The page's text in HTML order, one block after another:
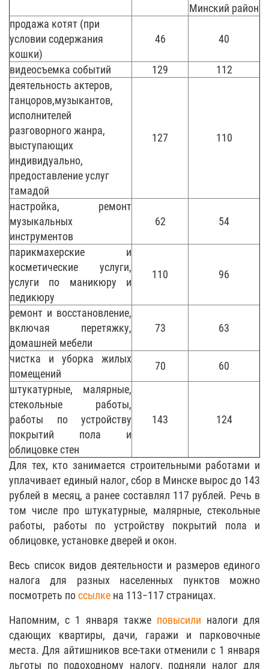
Минский район
продажа котят (при
условии содержания
кошки)
46 40
видеосъемка событий 129
112
деятельность актеров,
танцоров,музыкантов,
исполнителей
разговорного жанра,
выступающих
индивидуально,
предоставление услуг
тамадой
127 110
настройка, ремонт
музыкальных
инструментов
62 54
парикмахерские и
косметические услуги,
услуги по маникюру и
педикюру
110 96
ремонт и восстановление,
включая перетяжку,
домашней мебели
73 63
чистка и уборка жилых
помещений
70
60
штукатурные, малярные,
стекольные работы,
работы по устройству
покрытий пола и
облицовке стен
143 124
Для тех, кто занимается строительными работами и
уплачивает единый налог, сбор в Минске вырос до 143
рублей в месяц, а ранее составлял 117 рублей. Речь в
том числе про штукатурные, малярные, стекольные
работы, работы по устройству покрытий пола и
облицовке, установке дверей и окон.
Весь список видов деятельности и размеров единого
налога для разных населенных пунктов можно
посмотреть поссылке на 113−117 страницах.
Напомним, с 1 января также повысили налоги для
сдающих квартиры, дачи, гаражи и парковочные
места. Для айтишников все-таки отменили с 1 января
льготы по подоходному налогу, подняли налог для